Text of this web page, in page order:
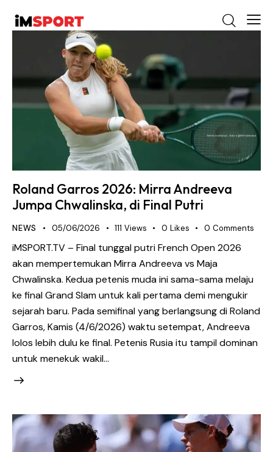
Roland Garros 2026: Mirra Andreeva
Jumpa Chwalinska, di Final Putri
NEWS 05/06/2026 111 Views 0 Likes 0 Comments
iMSPORT.TV – Final tunggal putri French Open 2026
akan mempertemukan Mirra Andreeva vs Maja
Chwalinska. Kedua petenis muda ini sama-sama melaju
ke final Grand Slam untuk kali pertama demi mengukir
sejarah baru. Pada semifinal yang berlangsung di Roland
Garros, Kamis (4/6/2026) waktu setempat, Andreeva
lolos lebih dulu ke final. Petenis Rusia itu tampil dominan
untuk menekuk wakil…